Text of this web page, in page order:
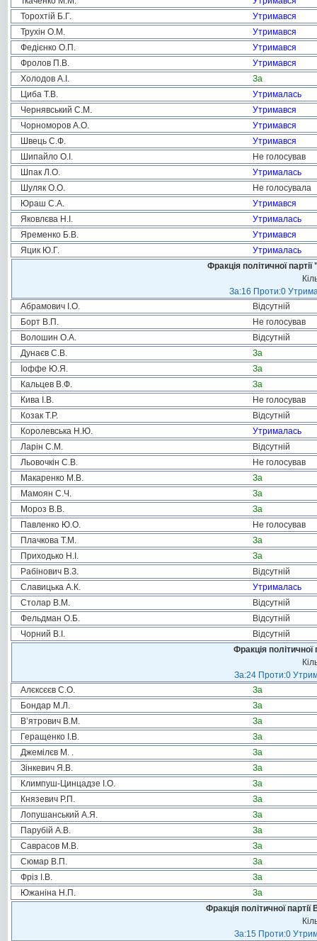
Торохтій Б.Г.
Утримався
Трухін О.М.
Утримався
Федієнко О.П.
Утримався
Фролов П.В.
Утримався
Холодов А.І.
За
Циба Т.В.
Утрималась
Чернявський С.М.
Утримався
Чорноморов А.О.
Утримався
Швець С.Ф.
Утримався
Шипайло О.І.
Не голосував
Шпак Л.О.
Утрималась
Шуляк О.О.
Не голосувала
Юраш С.А.
Утримався
Яковлєва Н.І.
Утрималась
Яременко Б.В.
Утримався
Яцик Ю.Г.
Утрималась
Фракція політичної
За:16 Проти:0
Абрамович І.О.
Відсутній
Борт В.П.
Не голосував
Волошин О.А.
Відсутній
Дунаєв С.В.
За
Іоффе Ю.Я.
За
Кальцев В.Ф.
За
Кива І.В.
Не голосував
Козак Т.Р.
Відсутній
Королевська Н.Ю.
Утрималась
Ларін С.М.
Відсутній
Льовочкін С.В.
Не голосував
Макаренко М.В.
За
Мамоян С.Ч.
За
Мороз В.В.
За
Павленко Ю.О.
Не голосував
Плачкова Т.М.
За
Приходько Н.І.
За
Рабінович В.З.
Відсутній
Славицька А.К.
Утрималась
Столар В.М.
Відсутній
Фельдман О.Б.
Відсутній
Чорний В.І.
Відсутній
Фракція
За:24 Проти:0
Алєксєєв С.О.
За
Бондар М.Л.
За
В’ятрович В.М.
За
Геращенко І.В.
За
Джемілєв М. .
За
Зінкевич Я.В.
За
Климпуш-Цинцадзе І.О.
За
Князевич Р.П.
За
Лопушанський А.Я.
За
Парубій А.В.
За
Саврасов М.В.
За
Сюмар В.П.
За
Фріз І.В.
За
Южаніна Н.П.
За
Фракція політичної
За:15 Проти:0